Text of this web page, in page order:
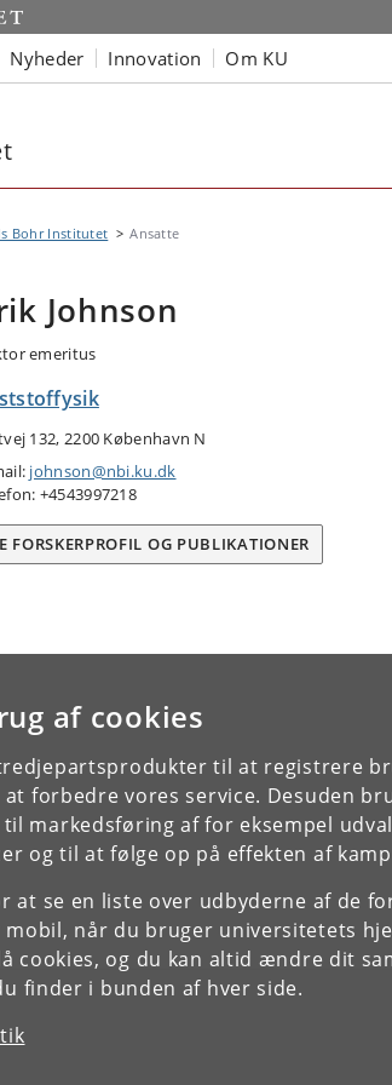
af cookies
til at registrere
forbedre vores service. Desuden
markedsføring af for eksempel
og til at følge op på effekten af
at se en liste over udbyderne af de
når du bruger universitetets
cookies, og du kan altid ændre dit
finder i bunden af hver side.
Nyheder Innovation Om KU
Bohr Institutet Ansatte
Johnson
emeritus
132, 2200 København N
johnson@nbi.ku.dk
+4543997218
FORSKERPROFIL OG PUBLIKATIONER